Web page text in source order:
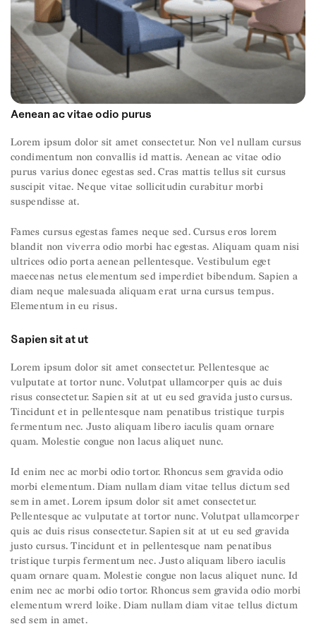
Aenean ac vitae odio purus
Lorem ipsum dolor sit amet consectetur. Non vel nullam cursus
condimentum non convallis id mattis. Aenean ac vitae odio
purus varius donec egestas sed. Cras mattis tellus sit cursus
suscipit vitae. Neque vitae sollicitudin curabitur morbi
suspendisse at.
Fames cursus egestas fames neque sed. Cursus eros lorem
blandit non viverra odio morbi hac egestas. Aliquam quam nisi
ultrices odio porta aenean pellentesque. Vestibulum eget
maecenas netus elementum sed imperdiet bibendum. Sapien a
diam neque malesuada aliquam erat urna cursus tempus.
Elementum in eu risus.
Sapien sit at ut
Lorem ipsum dolor sit amet consectetur. Pellentesque ac
vulputate at tortor nunc. Volutpat ullamcorper quis ac duis
risus consectetur. Sapien sit at ut eu sed gravida justo cursus.
Tincidunt et in pellentesque nam penatibus tristique turpis
fermentum nec. Justo aliquam libero iaculis quam ornare
quam. Molestie congue non lacus aliquet nunc.
Id enim nec ac morbi odio tortor. Rhoncus sem gravida odio
morbi elementum. Diam nullam diam vitae tellus dictum sed
sem in amet. Lorem ipsum dolor sit amet consectetur.
Pellentesque ac vulputate at tortor nunc. Volutpat ullamcorper
quis ac duis risus consectetur. Sapien sit at ut eu sed gravida
justo cursus. Tincidunt et in pellentesque nam penatibus
tristique turpis fermentum nec. Justo aliquam libero iaculis
quam ornare quam. Molestie congue non lacus aliquet nunc. Id
enim nec ac morbi odio tortor. Rhoncus sem gravida odio morbi
elementum wrerd loike. Diam nullam diam vitae tellus dictum
sed sem in amet.